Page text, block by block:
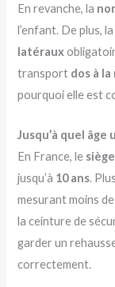
En revanche, la
l’enfant. De plus,
latéraux
transport dos à la
pourquoi elle est
Jusqu’à quel
En France, le
jusqu’à 10 ans.
mesurant moins de
la ceinture de
garder un
correctement.